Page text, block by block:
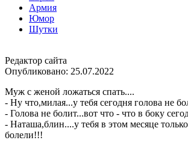
Армия
Юмор
Шутки
Редактор сайта
Опубликовано: 25.07.2022
Муж с женой ложаться спать....
- Ну что,милая...у тебя сегодня голова не
- Голова не болит...вот что - что в боку
- Наташа,блин....у тебя в этом месяце
болели!!!